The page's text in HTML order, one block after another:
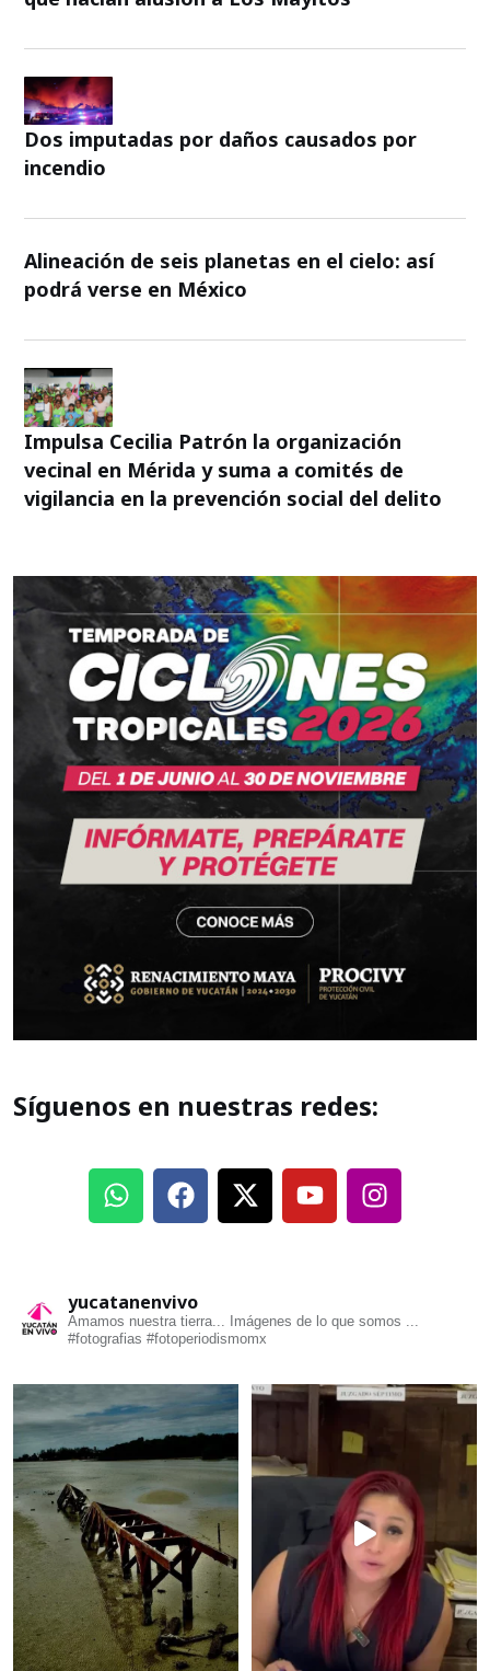
Dos imputadas por daños causados por
incendio
Alineación de seis planetas en el cielo: así
podrá verse en México
Impulsa Cecilia Patrón la organización
vecinal en Mérida y suma a comités de
vigilancia en la prevención social del delito
Síguenos en nuestras redes:
yucatanenvivo
Amamos nuestra tierra... Imágenes de lo que somos ...
#fotografias #fotoperiodismomx